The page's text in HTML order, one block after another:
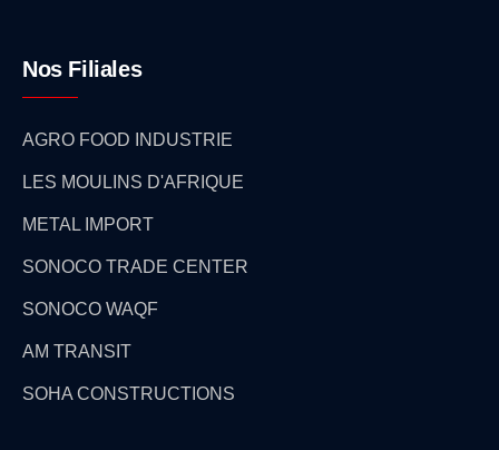
Nos Filiales
AGRO FOOD INDUSTRIE
LES MOULINS D'AFRIQUE
METAL IMPORT
SONOCO TRADE CENTER
SONOCO WAQF
AM TRANSIT
SOHA CONSTRUCTIONS